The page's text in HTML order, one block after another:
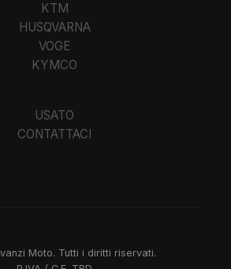
KTM
HUSQVARNA
VOGE
KYMCO
USATO
CONTATTACI
Moto. Tutti i diritti riservati.